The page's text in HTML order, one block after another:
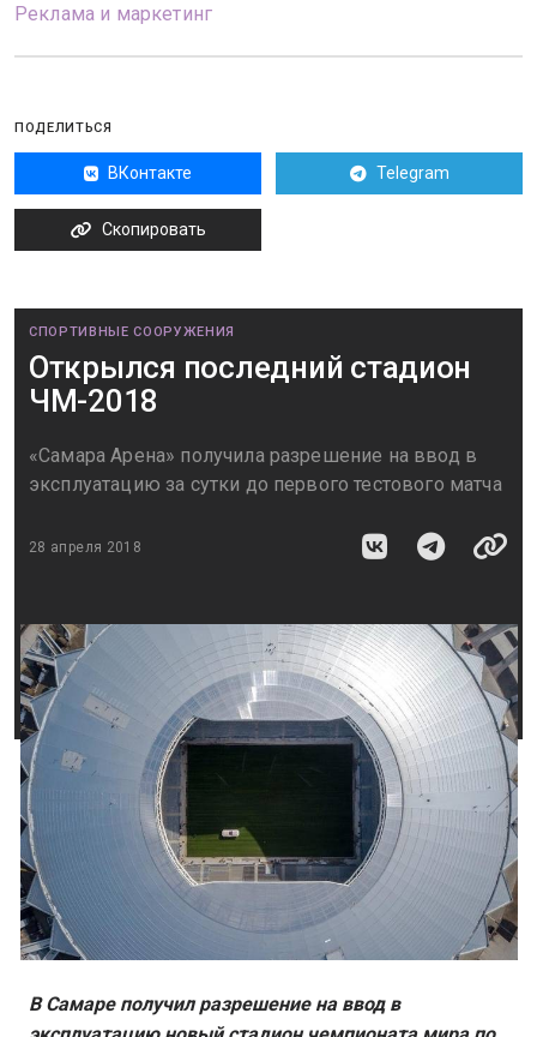
Реклама и маркетинг
ПОДЕЛИТЬСЯ
ВКонтакте Telegram
Скопировать
СПОРТИВНЫЕ СООРУЖЕНИЯ
Открылся последний стадион
ЧМ-2018
«Самара Арена» получила разрешение на ввод в
эксплуатацию за сутки до первого тестового матча
28 апреля 2018
В Самаре получил разрешение на ввод в